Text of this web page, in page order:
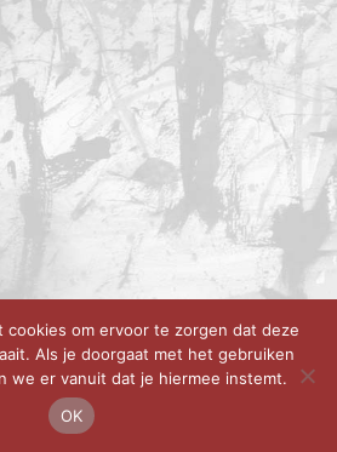
cookies om ervoor te zorgen dat deze
Als je doorgaat met het gebruiken
we er vanuit dat je hiermee instemt.
OK